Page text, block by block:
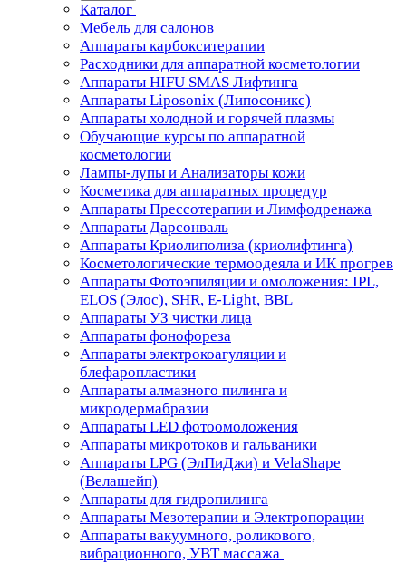
Каталог
Мебель для салонов
Аппараты карбокситерапии
Расходники для аппаратной косметологии
Аппараты HIFU SMAS Лифтинга
Аппараты Liposonix (Липосоникс)
Аппараты холодной и горячей плазмы
Обучающие курсы по аппаратной
косметологии
Лампы-лупы и Анализаторы кожи
Косметика для аппаратных процедур
Аппараты Прессотерапии и Лимфодренажа
Аппараты Дарсонваль
Аппараты Криолиполиза (криолифтинга)
Косметологические термоодеяла и ИК прогрев
Аппараты Фотоэпиляции и омоложения: IPL,
ELOS (Элос), SHR, E-Light, BBL
Аппараты УЗ чистки лица
Аппараты фонофореза
Аппараты электрокоагуляции и
блефаропластики
Аппараты алмазного пилинга и
микродермабразии
Аппараты LED фотоомоложения
Аппараты микротоков и гальваники
Аппараты LPG (ЭлПиДжи) и VelaShape
(Велашейп)
Аппараты для гидропилинга
Аппараты Мезотерапии и Электропорации
Аппараты вакуумного, роликового,
вибрационного, УВТ массажа